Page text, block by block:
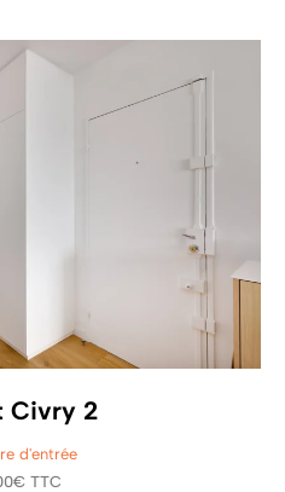
Civry 2
d'entrée
TTC